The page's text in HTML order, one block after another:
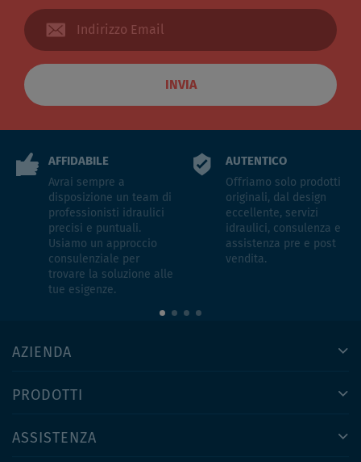
INVIA
AFFIDABILE
Avrai sempre a
disposizione un team di
professionisti idraulici
precisi e puntuali.
Usiamo un approccio
consulenziale per
trovare la soluzione alle
tue esigenze.
AUTENTICO
Offriamo solo prodotti
originali, dal design
eccellente, servizi
idraulici, consulenza e
assistenza pre e post
vendita.
AZIENDA
PRODOTTI
ASSISTENZA